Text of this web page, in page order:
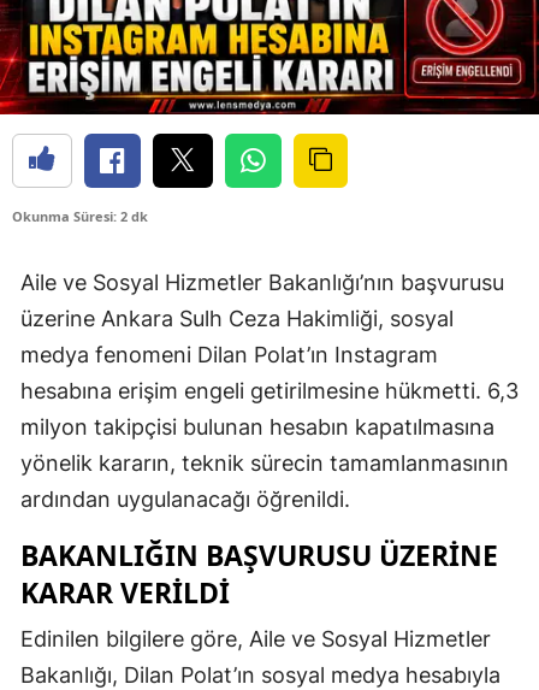
Okunma Süresi: 2 dk
Aile ve Sosyal Hizmetler Bakanlığı’nın başvurusu
üzerine Ankara Sulh Ceza Hakimliği, sosyal
medya fenomeni Dilan Polat’ın Instagram
hesabına erişim engeli getirilmesine hükmetti. 6,3
milyon takipçisi bulunan hesabın kapatılmasına
yönelik kararın, teknik sürecin tamamlanmasının
ardından uygulanacağı öğrenildi.
BAKANLIĞIN BAŞVURUSU ÜZERİNE
KARAR VERİLDİ
Edinilen bilgilere göre, Aile ve Sosyal Hizmetler
Bakanlığı, Dilan Polat’ın sosyal medya hesabıyla